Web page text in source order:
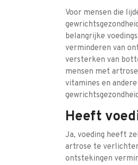
Voor mensen die
belangrijke
verminderen van
versterken van
mensen met
vitamines en
Heeft
Ja, voeding heeft
artrose te verlichten
ontstekingen